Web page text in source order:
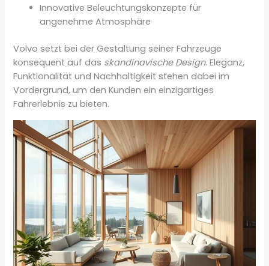
Innovative Beleuchtungskonzepte für
angenehme Atmosphäre
Volvo setzt bei der Gestaltung seiner Fahrzeuge
konsequent auf das skandinavische Design. Eleganz,
Funktionalität und Nachhaltigkeit stehen dabei im
Vordergrund, um den Kunden ein einzigartiges
Fahrerlebnis zu bieten.